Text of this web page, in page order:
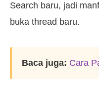
Search baru, jadi
buka thread baru.
Baca juga: Cara